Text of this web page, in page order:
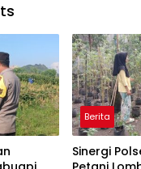
Berita
Sinergi